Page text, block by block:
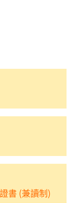
書 (兼讀制)